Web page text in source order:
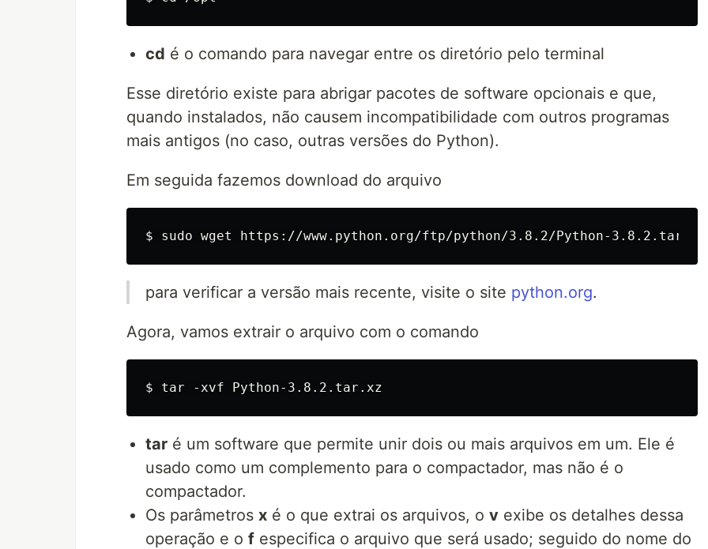
cd é o comando para navegar entre os diretório pelo terminal
Esse diretório existe para abrigar pacotes de software opcionais e que,
quando instalados, não causem incompatibilidade com outros programas
mais antigos (no caso, outras versões do Python).
Em seguida fazemos download do arquivo
para verificar a versão mais recente, visite o site python.org.
Agora, vamos extrair o arquivo com o comando
tar é um software que permite unir dois ou mais arquivos em um. Ele é
usado como um complemento para o compactador, mas não é o
compactador.
Os parâmetros x é o que extrai os arquivos, o v exibe os detalhes dessa
operação e o f especifica o arquivo que será usado; seguido do nome do